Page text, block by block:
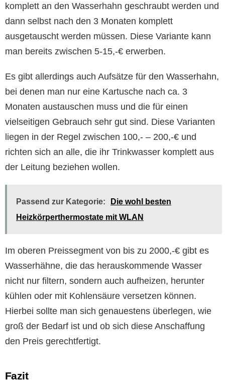
komplett an den Wasserhahn geschraubt werden und
dann selbst nach den 3 Monaten komplett
ausgetauscht werden müssen. Diese Variante kann
man bereits zwischen 5-15,-€ erwerben.
Es gibt allerdings auch Aufsätze für den Wasserhahn,
bei denen man nur eine Kartusche nach ca. 3
Monaten austauschen muss und die für einen
vielseitigen Gebrauch sehr gut sind. Diese Varianten
liegen in der Regel zwischen 100,- – 200,-€ und
richten sich an alle, die ihr Trinkwasser komplett aus
der Leitung beziehen wollen.
Passend zur Kategorie:
Die wohl besten
Heizkörperthermostate mit WLAN
Im oberen Preissegment von bis zu 2000,-€ gibt es
Wasserhähne, die das herauskommende Wasser
nicht nur filtern, sondern auch aufheizen, herunter
kühlen oder mit Kohlensäure versetzen können.
Hierbei sollte man sich genauestens überlegen, wie
groß der Bedarf ist und ob sich diese Anschaffung
den Preis gerechtfertigt.
Fazit